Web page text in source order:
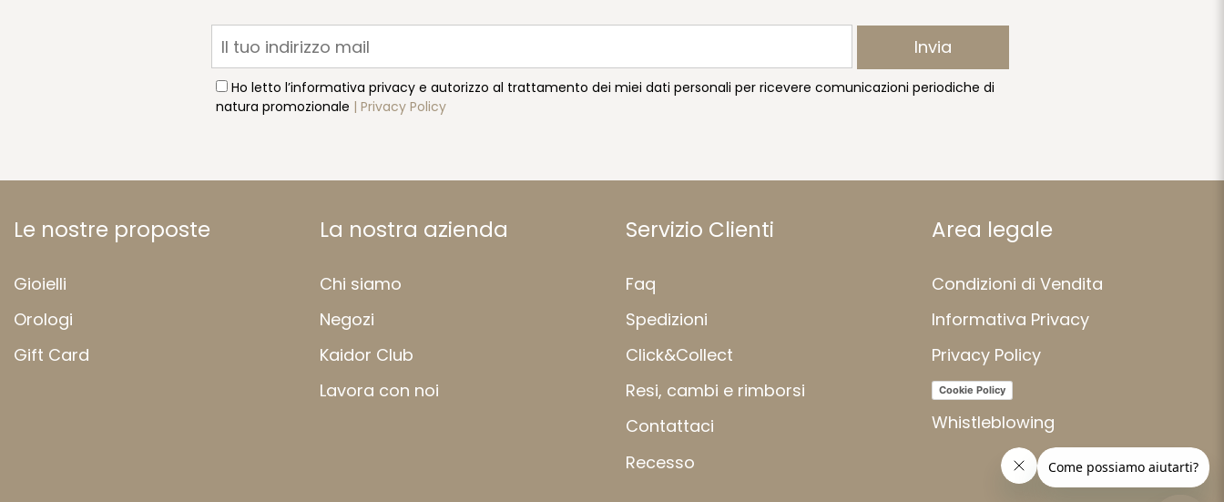
Invia
Ho letto l’informativa privacy e autorizzo al trattamento dei miei dati personali per ricevere comunicazioni periodiche di
natura promozionale | Privacy Policy
Le nostre proposte
Gioielli
Orologi
Gift Card
La nostra azienda
Chi siamo
Negozi
Kaidor Club
Lavora con noi
Servizio Clienti
Faq
Spedizioni
Click&Collect
Resi, cambi e rimborsi
Contattaci
Recesso
Area legale
Condizioni di Vendita
Informativa Privacy
Privacy Policy
Cookie Policy
Whistleblowing